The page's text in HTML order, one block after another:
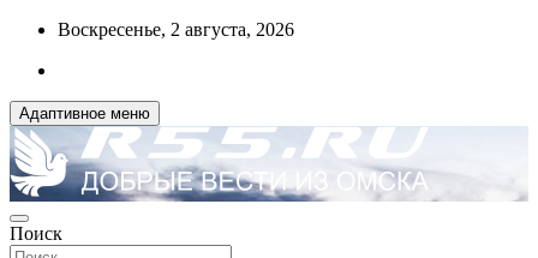
Перейти
содержимому
Воскресенье, 2 августа, 2026
Адаптивное меню
R55.RU
ДОБРЫЕ ВЕСТИ ИЗ ОМСКА
Поиск